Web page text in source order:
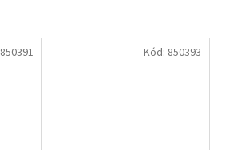
850391 Kód: 850393